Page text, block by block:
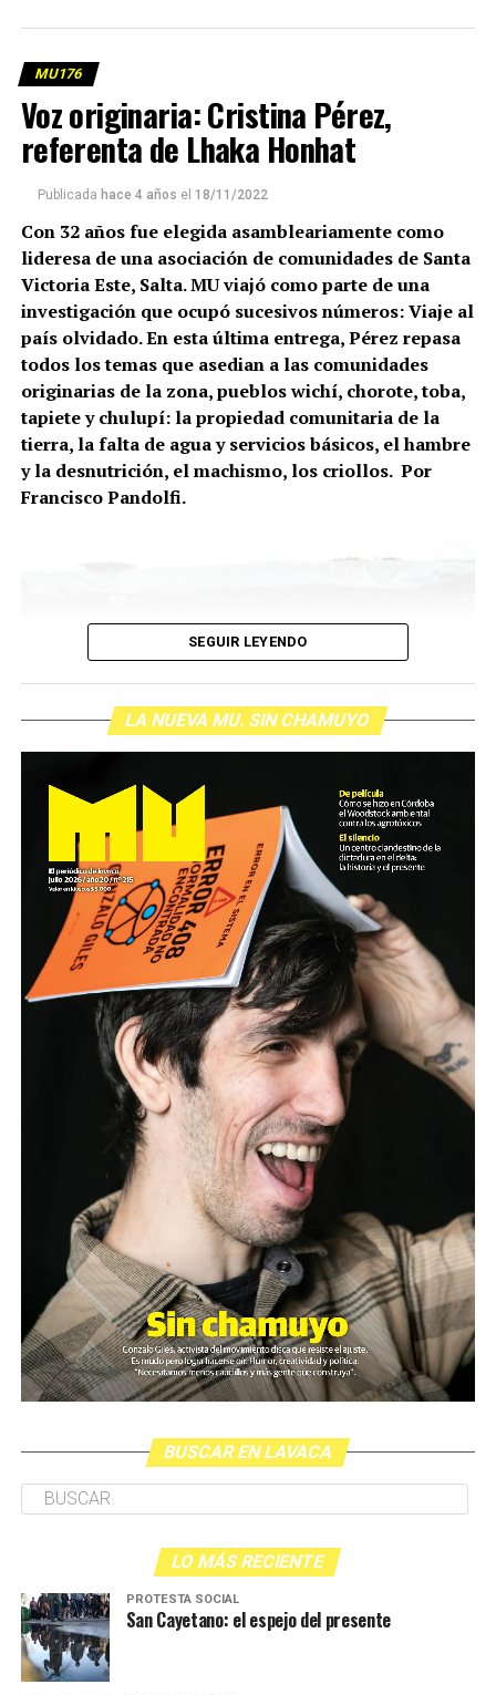
ya liberada) abraza a la hija mayor de Celeste Ardaiz
Guenumil (a su lado, otra de las presas). La niña se llama
Mewlen (remolino). Fotos: Eugenia Neme.
(más…)
MU176
Voz originaria: Cristina Pérez,
referenta de Lhaka Honhat
Publicada hace 4 años el 18/11/2022
Con 32 años fue elegida asambleariamente como
lideresa de una asociación de comunidades de Santa
Victoria Este, Salta. MU viajó como parte de una
investigación que ocupó sucesivos números: Viaje al
país olvidado. En esta última entrega, Pérez repasa
todos los temas que asedian a las comunidades
originarias de la zona, pueblos wichí, chorote, toba,
tapiete y chulupí: la propiedad comunitaria de la
tierra, la falta de agua y servicios básicos, el hambre
y la desnutrición, el machismo, los criollos. Por
Francisco Pandolfi.
Cristina Pérez no suele dar entrevistas, pero accedió a
hablar con MU: “Hay dirigentes que siguen pensando que
la mujer originaria solo debe dedicarse a la artesanía o a la
casa. Incluso a la gente del gobierno le cuesta ver que sea
yo quien esté al mando de la organización”. Fotos:
Alejandro Michaux
(más…)
SEGUIR LEYENDO
LA NUEVA MU. SIN CHAMUYO
BUSCAR EN LAVACA
LO MÁS RECIENTE
PROTESTA SOCIAL
San Cayetano: el espejo del presente